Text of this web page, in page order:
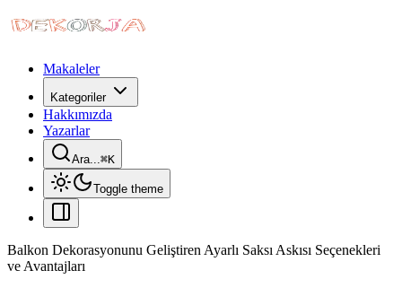
Makaleler
Kategoriler
Hakkımızda
Yazarlar
Ara...⌘K
Toggle theme
Balkon Dekorasyonunu Geliştiren Ayarlı Saksı Askısı Seçenekleri
ve Avantajları